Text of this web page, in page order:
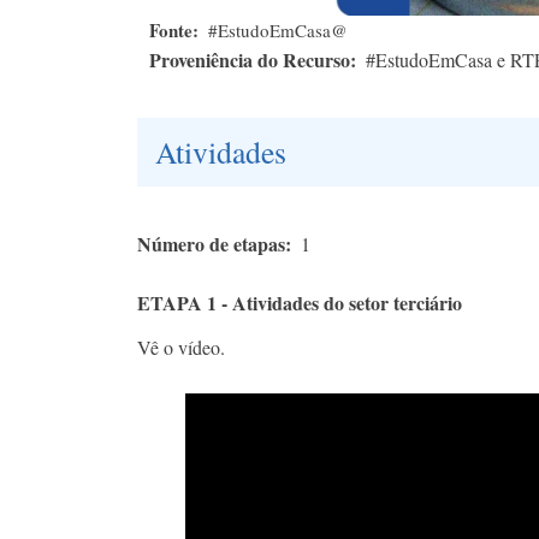
Fonte #EstudoEmCasa@
Proveniência do Recurso #EstudoEmCasa e
Atividades
Número de etapas 1
ETAPA 1 - Atividades do setor terciário
Vê o vídeo.